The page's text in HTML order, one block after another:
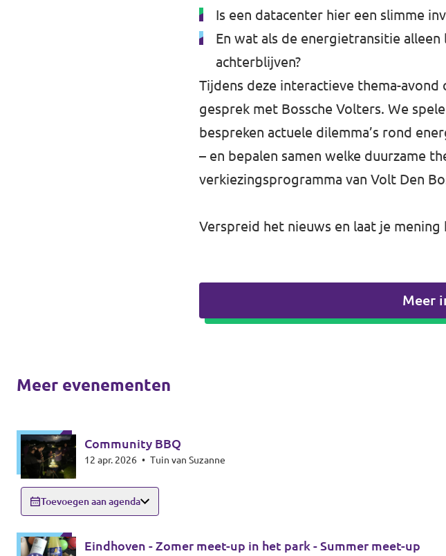
Is een datacenter hier een slimme
En wat als de energietransitie
achterblijven?
Tijdens deze interactieve thema-
gesprek met Bossche Volters. We
bespreken actuele dilemma’s rond
– en bepalen samen welke duurzame
verkiezingsprogramma van Volt Den
Verspreid het nieuws en laat je mening
Meer
Meer evenementen
Community BBQ
12 apr. 2026 • Tuin van Suzanne
Toevoegen aan agenda
Eindhoven - Zomer meet-up in het park - Summer meet-up